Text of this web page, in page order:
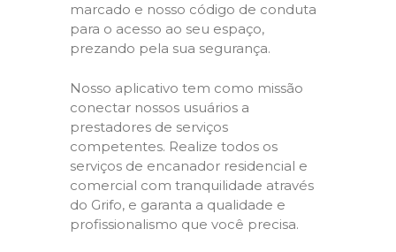
marcado e nosso código de conduta
para o acesso ao seu espaço,
prezando pela sua segurança.
Nosso aplicativo tem como missão
conectar nossos usuários a
prestadores de serviços
competentes. Realize todos os
serviços de encanador residencial e
comercial com tranquilidade através
do Grifo, e garanta a qualidade e
profissionalismo que você precisa.